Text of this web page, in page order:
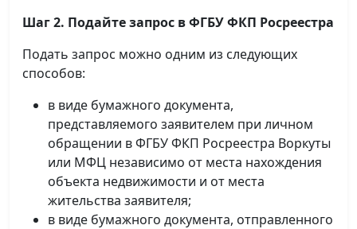
Шаг 2. Подайте запрос в ФГБУ ФКП Росреестра
Подать запрос можно одним из следующих
способов:
в виде бумажного документа,
представляемого заявителем при личном
обращении в ФГБУ ФКП Росреестра Воркуты
или МФЦ независимо от места нахождения
объекта недвижимости и от места
жительства заявителя;
в виде бумажного документа, отправленного